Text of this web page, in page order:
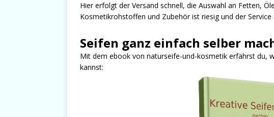
Hier erfolgt der Versand schnell, die Auswahl an Fetten,
Kosmetikrohstoffen und Zubehör ist riesig und der Service
Seifen ganz einfach selber
Mit dem ebook von naturseife-und-kosmetik erfährst du,
kannst: